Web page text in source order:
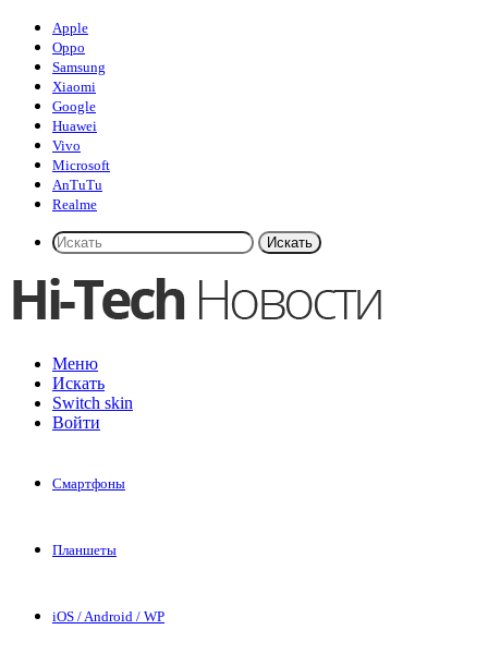
Apple
Oppo
Samsung
Xiaomi
Google
Huawei
Vivo
Microsoft
AnTuTu
Realme
Искать
Меню
Искать
Switch skin
Войти
Смартфоны
Планшеты
iOS / Android / WP